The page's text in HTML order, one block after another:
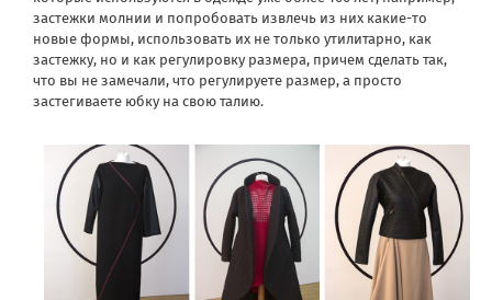
застежки молнии и попробовать извлечь из них какие-то
новые формы, использовать их не только утилитарно, как
застежку, но и как регулировку размера, причем сделать так,
что вы не замечали, что регулируете размер, а просто
застегиваете юбку на свою талию.